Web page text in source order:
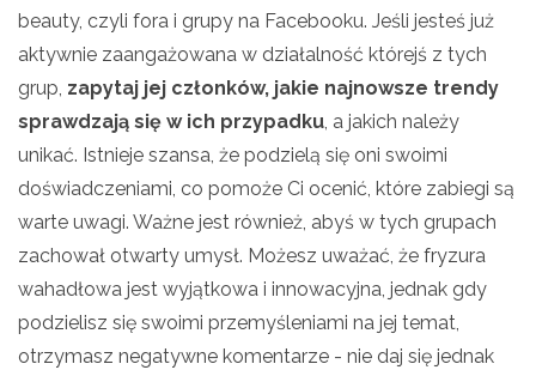
beauty, czyli fora i grupy na Facebooku. Jeśli jesteś już
aktywnie zaangażowana w działalność którejś z tych
grup, zapytaj jej członków, jakie najnowsze trendy
sprawdzają się w ich przypadku , a jakich należy
unikać. Istnieje szansa, że podzielą się oni swoimi
doświadczeniami, co pomoże Ci ocenić, które zabiegi są
warte uwagi. Ważne jest również, abyś w tych grupach
zachował otwarty umysł. Możesz uważać, że fryzura
wahadłowa jest wyjątkowa i innowacyjna, jednak gdy
podzielisz się swoimi przemyśleniami na jej temat,
otrzymasz negatywne komentarze - nie daj się jednak